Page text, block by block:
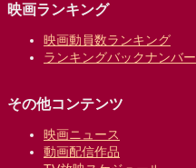
映画ランキング
映画動員数ランキング
ランキングバックナンバー
その他コンテンツ
映画ニュース
動画配信作品